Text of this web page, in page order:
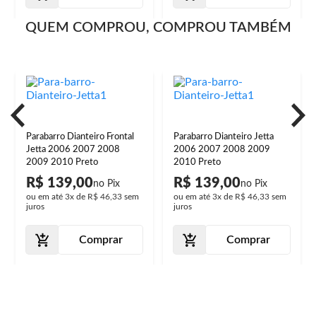
QUEM COMPROU, COMPROU TAMBÉM
Parabarro Dianteiro Frontal
Jetta 2006 2007 2008
2009 2010 Preto
R$ 139,00
ou em até 3x de R$ 46,33 sem
juros
Comprar
Parabarro Dianteiro Jetta
2006 2007 2008 2009
2010 Preto
R$ 139,00
ou em até 3x de R$ 46,33 sem
juros
Comprar